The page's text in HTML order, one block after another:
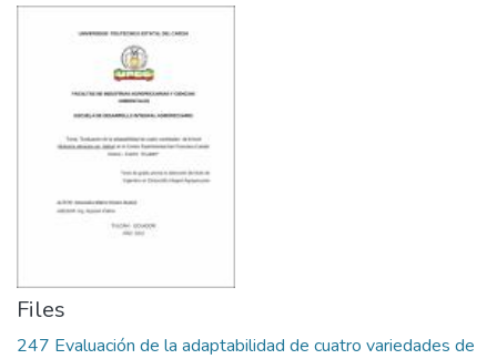
Files
247 Evaluación de la adaptabilidad de cuatro variedades de